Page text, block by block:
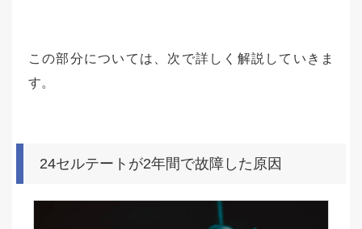
この部分については、次で詳しく解説していきま
す。
24セルテートが2年間で故障した原因